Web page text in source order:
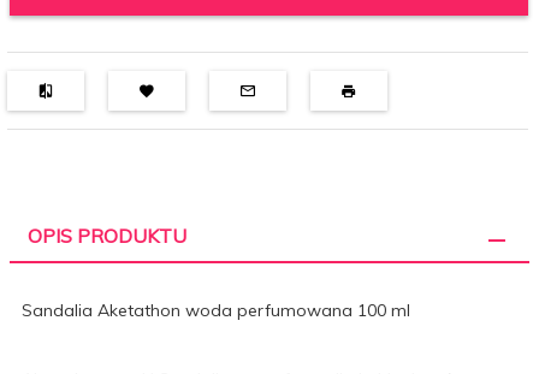
OPIS PRODUKTU
Sandalia Aketathon woda perfumowana 100 ml